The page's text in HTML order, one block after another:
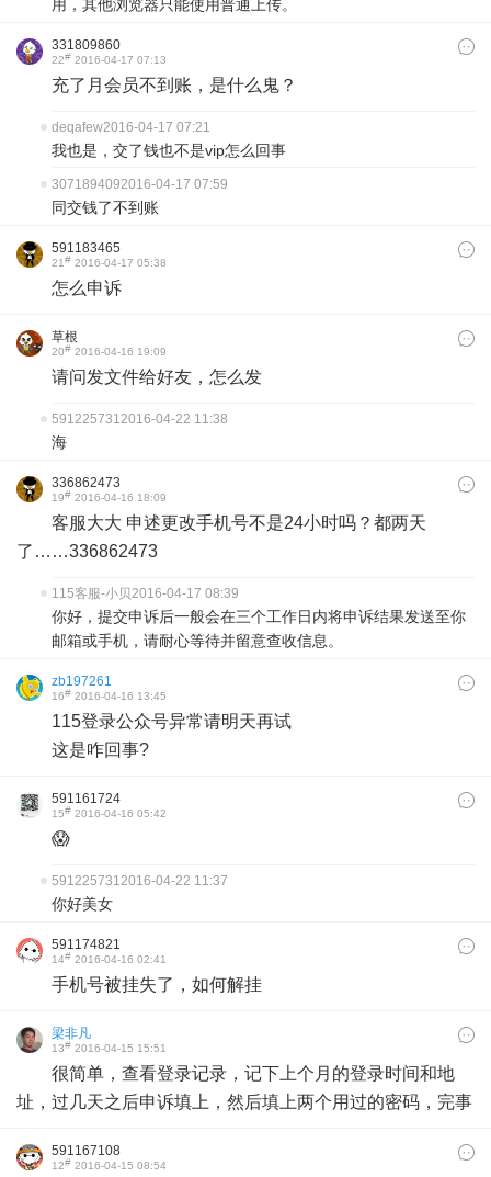
用，其他浏览器只能使用普通上传。
331809860
22# 2016-04-17 07:13
充了月会员不到账，是什么鬼？
deqafew2016-04-17 07:21
我也是，交了钱也不是vip怎么回事
3071894092016-04-17 07:59
同交钱了不到账
591183465
21# 2016-04-17 05:38
怎么申诉
草根
20# 2016-04-16 19:09
请问发文件给好友，怎么发
5912257312016-04-22 11:38
海
336862473
19# 2016-04-16 18:09
客服大大 申述更改手机号不是24小时吗？都两天
了……336862473
115客服-小贝2016-04-17 08:39
你好，提交申诉后一般会在三个工作日内将申诉结果发送至你
邮箱或手机，请耐心等待并留意查收信息。
zb197261
16# 2016-04-16 13:45
115登录公众号异常请明天再试
这是咋回事?
591161724
15# 2016-04-16 05:42
😱
5912257312016-04-22 11:37
你好美女
591174821
14# 2016-04-16 02:41
手机号被挂失了，如何解挂
梁非凡
13# 2016-04-15 15:51
很简单，查看登录记录，记下上个月的登录时间和地
址，过几天之后申诉填上，然后填上两个用过的密码，完事
591167108
12# 2016-04-15 08:54